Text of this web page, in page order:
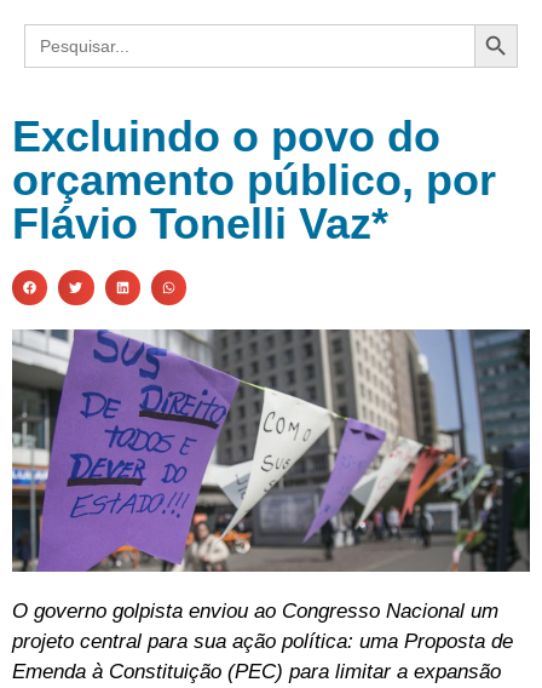
Search
for:
Excluindo o povo do
orçamento público, por
Flávio Tonelli Vaz*
O governo golpista enviou ao Congresso Nacional um
projeto central para sua ação política: uma Proposta de
Emenda à Constituição (PEC) para limitar a expansão